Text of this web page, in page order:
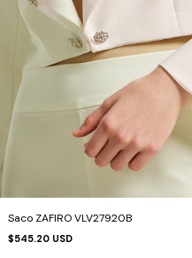
Saco ZAFIRO VLV27920B
$545.20 USD